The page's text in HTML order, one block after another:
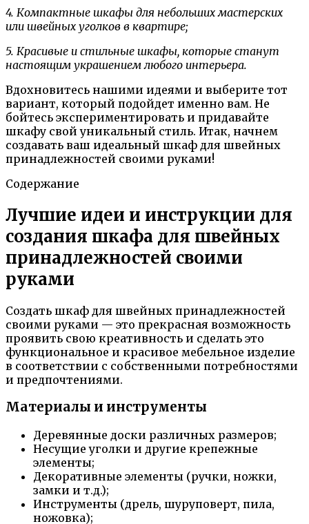
4. Компактные шкафы для небольших мастерских
или швейных уголков в квартире;
5. Красивые и стильные шкафы, которые станут
настоящим украшением любого интерьера.
Вдохновитесь нашими идеями и выберите тот
вариант, который подойдет именно вам. Не
бойтесь экспериментировать и придавайте
шкафу свой уникальный стиль. Итак, начнем
создавать ваш идеальный шкаф для швейных
принадлежностей своими руками!
Содержание
Лучшие идеи и инструкции для
создания шкафа для швейных
принадлежностей своими
руками
Создать шкаф для швейных принадлежностей
своими руками — это прекрасная возможность
проявить свою креативность и сделать это
функциональное и красивое мебельное изделие
в соответствии с собственными потребностями
и предпочтениями.
Материалы и инструменты
Деревянные доски различных размеров;
Несущие уголки и другие крепежные
элементы;
Декоративные элементы (ручки, ножки,
замки и т.д.);
Инструменты (дрель, шуруповерт, пила,
ножовка);